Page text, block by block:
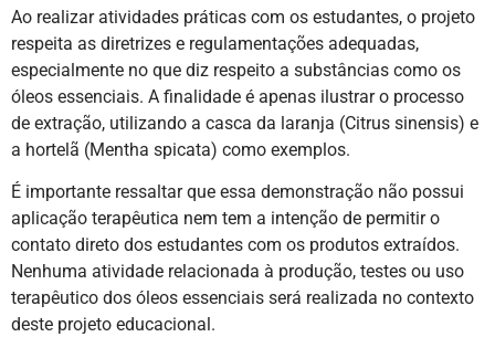
Ao realizar atividades práticas com os estudantes, o projeto
respeita as diretrizes e regulamentações adequadas,
especialmente no que diz respeito a substâncias como os
óleos essenciais. A finalidade é apenas ilustrar o processo
de extração, utilizando a casca da laranja (Citrus sinensis) e
a hortelã (Mentha spicata) como exemplos.
É importante ressaltar que essa demonstração não possui
aplicação terapêutica nem tem a intenção de permitir o
contato direto dos estudantes com os produtos extraídos.
Nenhuma atividade relacionada à produção, testes ou uso
terapêutico dos óleos essenciais será realizada no contexto
deste projeto educacional.